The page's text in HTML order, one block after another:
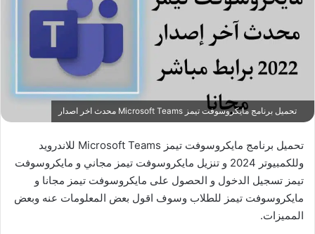
تحميل برنامج مايكروسوفت تيمز Microsoft Teams‏ محدث اخر اصدار
تحميل برنامج مايكروسوفت تيمز Microsoft Teams‏ للاندرويد
وللكمبيوتر 2024 و تنزيل مايكروسوفت تيمز مجاني و مايكروسوفت
تيمز تسجيل الدخول و الحصول على مايكروسوفت تيمز مجانا و
مايكروسوفت تيمز للطلاب وسوف اقول بعض المعلومات عنه وبعض
المميزات.